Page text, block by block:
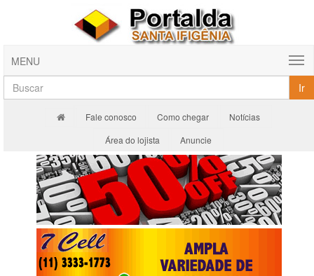
MENU
Ir
Fale conosco Como chegar
Notícias
Área do lojista
Anuncie